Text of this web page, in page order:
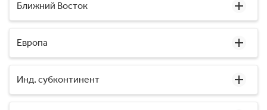
Ближний Восток
Европа
Инд. субконтинент